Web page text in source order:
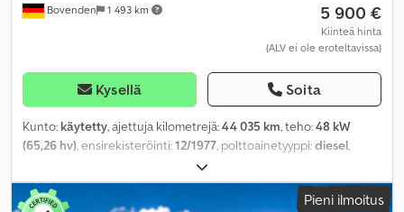
Bovenden 1 493 km 5 900 €
Kiinteä hinta
(ALV ei ole eroteltavissa)
Kysellä Soita
Kunto: käytetty, ajettuja kilometrejä:44 035 km, teho:48 kW
(65,26 hv), ensirekisteröinti:12/1977, polttoainetyyppi:diesel,
, maksimi kuormauspaino:
kokonaispaino:4 600 kg, renkaan koko:6.00R16C,
akselikokoonpano: 4x2, akseliväli: sininen, ohjaamo:
Pieni ilmoitus